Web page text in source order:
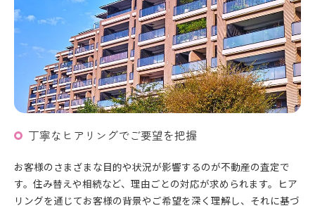
丁寧なヒアリングでご要望を把握
お客様のさまざまな目的や状況が影響するのが不動産の査定で
す。住み替えや相続など、理由ごとの対応が求められます。ヒア
リングを通じてお客様の背景やご希望を深く理解し、それに基づ